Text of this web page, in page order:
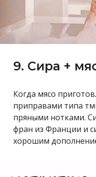
9. Сира +
Когда мясо
приправами типа
пряными нотками.
фран из Франции и
хорошим